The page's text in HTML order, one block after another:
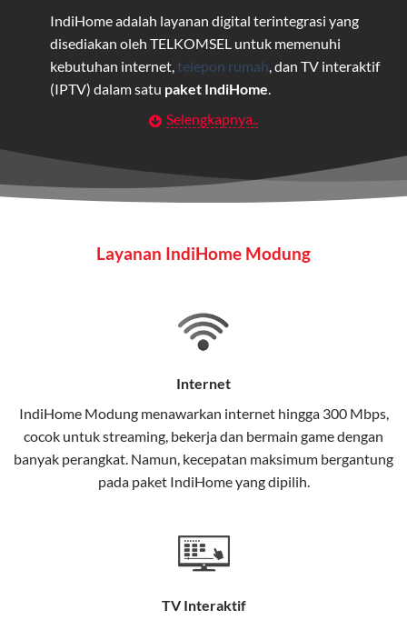
IndiHome adalah layanan digital terintegrasi yang
disediakan oleh TELKOMSEL untuk memenuhi
kebutuhan internet, telepon rumah , dan TV interaktif
(IPTV) dalam satu paket IndiHome
Layanan Wifi Indihome ini dirancang untuk
maupun individu yang membutuhkan konektivitas dan
hiburan berkualitas tinggi.
pengguna rumah dan bisnis.
stabil, dan memiliki berbagai pilihan paket IndiHome
Selain internet, layanan IndiHome juga mencakup TV
interaktif (IndiHome TV) dan telepon rumah dalam
satu paket.
Teknologi di Balik WiFi IndiHome
Wifi IndiHome menggunakan teknologi Fiber To The
menggunakan kabel serat optik hingga ke rumah
Selengkapnya..
Layanan IndiHome Modung
Internet
IndiHome Modung menawarkan internethingga 300 Mbps,
cocok untuk streaming, bekerja dan bermain game dengan
banyak perangkat. Namun, kecepatan maksimum bergantung
pada paket IndiHome yang dipilih.
TV Interaktif